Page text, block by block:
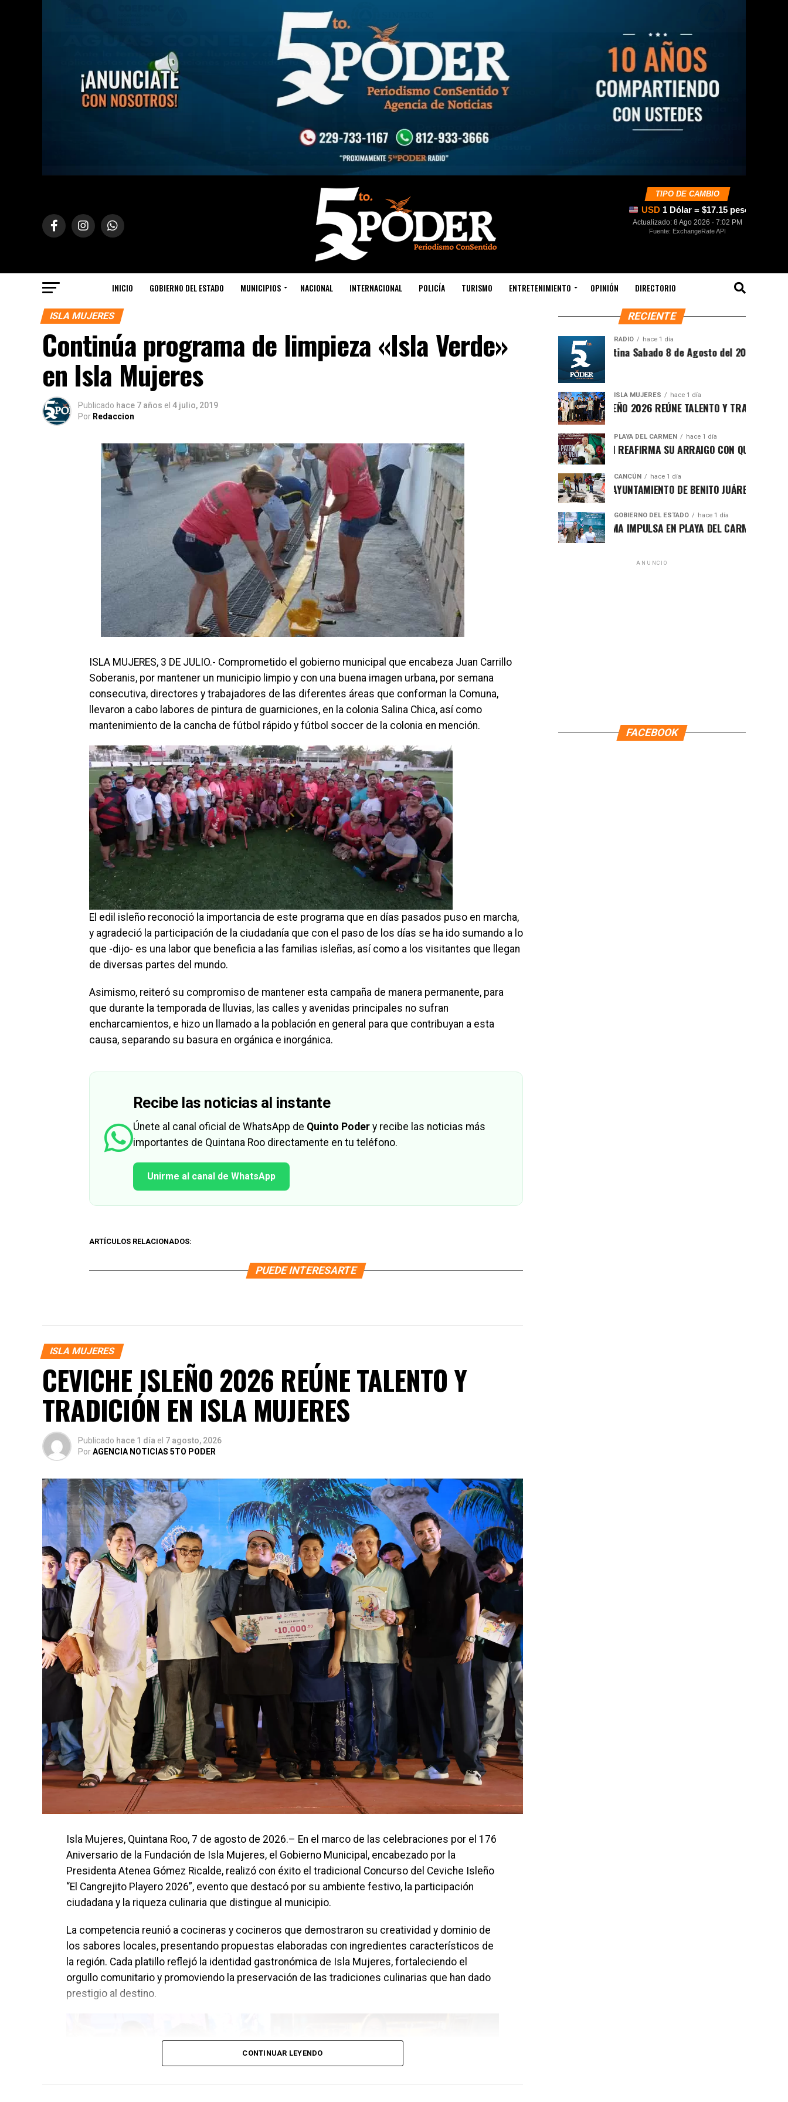
TIPO DE CAMBIO
USD 1 Dólar = $17.15 pesos
Actualizado: 8 Ago 2026 · 7:02 PM
Fuente: ExchangeRate API
INICIO GOBIERNO DEL ESTADO MUNICIPIOS NACIONAL INTERNACIONAL POLICÍA TURISMO ENTRETENIMIENTO OPINIÓN DIRECTORIO
ISLA MUJERES
Continúa programa de limpieza «Isla Verde»
en Isla Mujeres
Publicado hace 7 años el 4 julio, 2019
Por Redaccion
ISLA MUJERES, 3 DE JULIO.- Comprometido el gobierno municipal que encabeza Juan Carrillo
Soberanis, por mantener un municipio limpio y con una buena imagen urbana, por semana
consecutiva, directores y trabajadores de las diferentes áreas que conforman la Comuna,
llevaron a cabo labores de pintura de guarniciones, en la colonia Salina Chica, así como
mantenimiento de la cancha de fútbol rápido y fútbol soccer de la colonia en mención.
El edil isleño reconoció la importancia de este programa que en días pasados puso en marcha,
y agradeció la participación de la ciudadanía que con el paso de los días se ha ido sumando a lo
que -dijo- es una labor que beneficia a las familias isleñas, así como a los visitantes que llegan
de diversas partes del mundo.
Asimismo, reiteró su compromiso de mantener esta campaña de manera permanente, para
que durante la temporada de lluvias, las calles y avenidas principales no sufran
encharcamientos, e hizo un llamado a la población en general para que contribuyan a esta
causa, separando su basura en orgánica e inorgánica.
Recibe las noticias al instante
Únete al canal oficial de WhatsApp de Quinto Poder y recibe las noticias más
importantes de Quintana Roo directamente en tu teléfono.
Unirme al canal de WhatsApp
ARTÍCULOS RELACIONADOS:
PUEDE INTERESARTE
ISLA MUJERES
CEVICHE ISLEÑO 2026 REÚNE TALENTO Y
TRADICIÓN EN ISLA MUJERES
Publicado hace 1 día el 7 agosto, 2026
PorAGENCIA NOTICIAS 5TO PODER
Isla Mujeres, Quintana Roo, 7 de agosto de 2026.– En el marco de las celebraciones por el 176
Aniversario de la Fundación de Isla Mujeres, el Gobierno Municipal, encabezado por la
Presidenta Atenea Gómez Ricalde, realizó con éxito el tradicional Concurso del Ceviche Isleño
“El Cangrejito Playero 2026”, evento que destacó por su ambiente festivo, la participación
ciudadana y la riqueza culinaria que distingue al municipio.
La competencia reunió a cocineras y cocineros que demostraron su creatividad y dominio de
los sabores locales, presentando propuestas elaboradas con ingredientes característicos de
la región. Cada platillo reflejó la identidad gastronómica de Isla Mujeres, fortaleciendo el
orgullo comunitario y promoviendo la preservación de las tradiciones culinarias que han dado
prestigio al destino.
CONTINUAR LEYENDO
RECIENTE
RADIO hace 1 día
Síntesis Matutina Sabado 8 de Agosto del 2026
ISLA MUJERES hace 1 día
CEVICHE ISLEÑO 2026 REÚNE TALENTO Y TRADICIÓN EN ISLA
PLAYA DEL CARMEN hace 1 día
RAFA MARÍN REAFIRMA SU ARRAIGO CON QUINTANA ROO Y
CANCÚN hace 1 día
FORTALECE AYUNTAMIENTO DE BENITO JUÁREZ ACCIONES
GOBIERNO DEL ESTADO hace 1 día
MARA LEZAMA IMPULSA EN PLAYA DEL CARMEN EL PRIMER
ANUNCIO
FACEBOOK